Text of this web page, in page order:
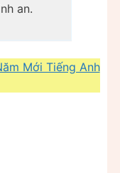
an.
Mới Tiếng Anh